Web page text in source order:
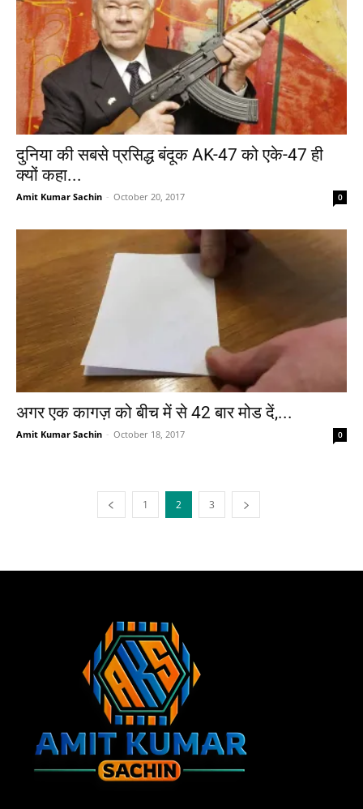
दुनिया की सबसे प्रसिद्ध बंदूक AK-47 को एके-47 ही
क्यों कहा...
Amit Kumar Sachin - October 20, 2017 0
अगर एक कागज़ को बीच में से 42 बार मोड दें,...
Amit Kumar Sachin - October 18, 2017 0
1 2 3